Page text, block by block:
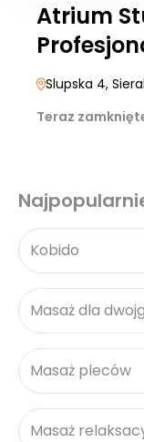
Atrium
Slupska 4,
Teraz
Kobido
Masaż dla
Masaż pleców
Masaż